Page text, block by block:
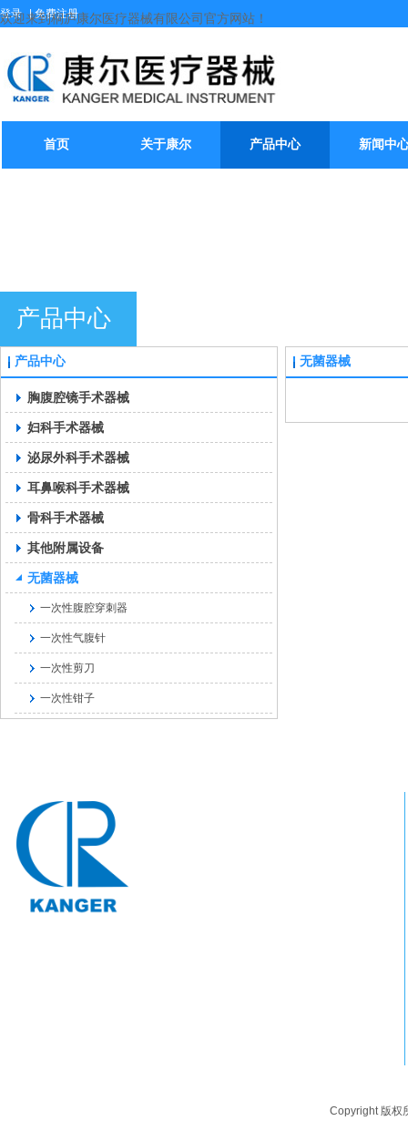
欢迎来到桐庐康尔医疗器械有限公司官方网站！
首页 关于康尔 产品中心 新闻中
登录 | 免费注册
产品中心
产品中心
胸腹腔镜手术器械
妇科手术器械
泌尿外科手术器械
耳鼻喉科手术器械
骨科手术器械
其他附属设备
无菌器械
一次性腹腔穿刺器
一次性气腹针
一次性剪刀
一次性钳子
无菌器械
Copyright 版权